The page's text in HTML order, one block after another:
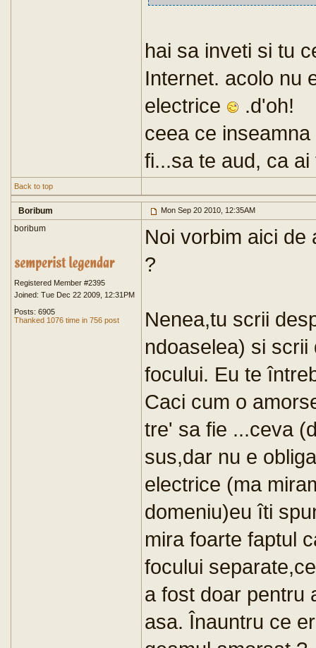
hai sa inveti si tu
Internet. acolo nu
electrice
.d'oh!
ceea ce
fi...sa te aud, ca
Back to top
Boribum Mon Sep 20 2010, 12:35AM
boribum
Registered Member #2395
Joined: Tue Dec 22 2009, 12:31PM
Posts: 6905
Thanked 1076 time in 756 post
Noi vorbim aici de
?
Nenea,tu scrii
ndoaselea) si
focului. Eu te
Caci cum o
tre' sa fie ...ceva
sus,dar nu e
electrice (ma
domeniu)eu îti
mira foarte faptul
focului
a fost doar pentru
asa. Înauntru ce